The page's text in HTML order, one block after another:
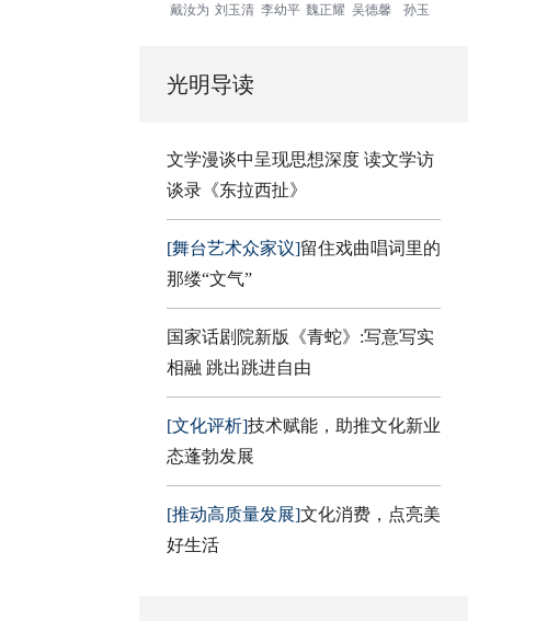
戴汝为 刘玉清 李幼平 魏正耀 吴德馨 孙玉
光明导读
文学漫谈中呈现思想深度 读文学访
谈录《东拉西扯》
[舞台艺术众家议]留住戏曲唱词里的
那缕“文气”
国家话剧院新版《青蛇》:写意写实
相融 跳出跳进自由
[文化评析]技术赋能，助推文化新业
态蓬勃发展
[推动高质量发展]文化消费，点亮美
好生活